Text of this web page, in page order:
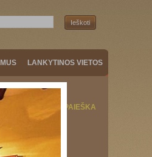
LANKYTINOS VIETOS
KELIONIŲ PAIEŠKA